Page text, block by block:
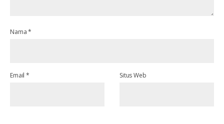
Nama*
Email* Situs Web